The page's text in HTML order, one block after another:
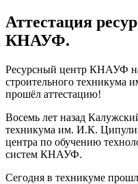
Аттестация
КНАУФ.
Ресурсный центр КНАУФ
строительного
прошёл аттестацию!
Восемь лет назад
техникума им. И.К.
центра по обучению
систем КНАУФ.
️Сегодня в техникуме